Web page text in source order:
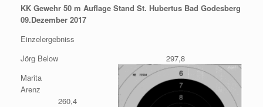
KK Gewehr 50 m Auflage Stand St. Hubertus Bad Godesberg
09.Dezember 2017
Einzelergebniss
Jörg Below 297,8
Marita
Arenz
260,4